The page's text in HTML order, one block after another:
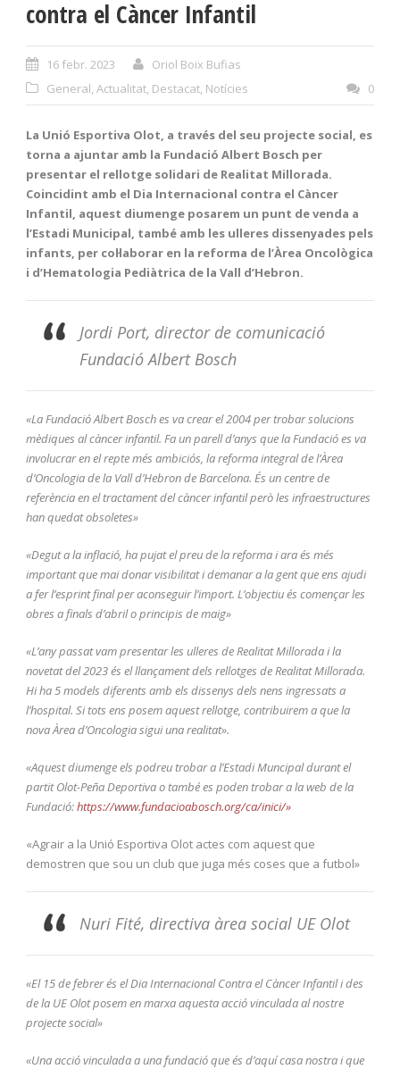
contra el Càncer Infantil
16 febr. 2023
Oriol Boix Bufias
General, Actualitat, Destacat, Notícies 0
La Unió Esportiva Olot, a través del seu projecte social, es
torna a ajuntar amb la Fundació Albert Bosch per
presentar el rellotge solidari de Realitat Millorada.
Coincidint amb el Dia Internacional contra el Càncer
Infantil, aquest diumenge posarem un punt de venda a
l’Estadi Municipal, també amb les ulleres dissenyades pels
infants, per col·laborar en la reforma de l’Àrea Oncològica
i d’Hematologia Pediàtrica de la Vall d’Hebron.
Jordi Port, director de comunicació
Fundació Albert Bosch
«La Fundació Albert Bosch es va crear el 2004 per trobar solucions
mèdiques al càncer infantil. Fa un parell d’anys que la Fundació es va
involucrar en el repte més ambiciós, la reforma integral de l’Àrea
d’Oncologia de la Vall d’Hebron de Barcelona. És un centre de
referència en el tractament del càncer infantil però les infraestructures
han quedat obsoletes»
«Degut a la inflació, ha pujat el preu de la reforma i ara és més
important que mai donar visibilitat i demanar a la gent que ens ajudi
a fer l’esprint final per aconseguir l’import. L’objectiu és començar les
obres a finals d’abril o principis de maig»
«L’any passat vam presentar les ulleres de Realitat Millorada i la
novetat del 2023 és el llançament dels rellotges de Realitat Millorada.
Hi ha 5 models diferents amb els dissenys dels nens ingressats a
l’hospital. Si tots ens posem aquest rellotge, contribuirem a que la
nova Àrea d’Oncologia sigui una realitat».
«Aquest diumenge els podreu trobar a l’Estadi Muncipal durant el
partit Olot-Peña Deportiva o també es poden trobar a la web de la
Fundació:https://www.fundacioabosch.org/ca/inici/»
«Agrair a la Unió Esportiva Olot actes com aquest que
demostren que sou un club que juga més coses que a futbol»
Nuri Fité, directiva àrea social UE Olot
«El 15 de febrer és el Dia Internacional Contra el Càncer Infantil i des
de la UE Olot posem en marxa aquesta acció vinculada al nostre
projecte social»
«Una acció vinculada a una fundació que és d’aquí casa nostra i que